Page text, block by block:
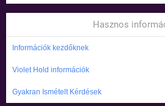
Hasznos
Információk kezdőknek
Violet Hold információk
Gyakran Ismételt Kérdések